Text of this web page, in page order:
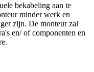
bekabeling aan te
minder werk en
zijn. De monteur zal
en/ of componenten en